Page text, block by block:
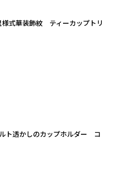
式華装飾紋 ティーカップトリ
ト透かしのカップホルダー コ